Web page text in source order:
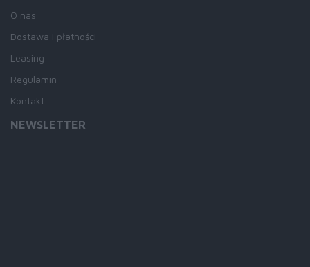
O nas
Dostawa i płatności
Leasing
Regulamin
Kontakt
NEWSLETTER